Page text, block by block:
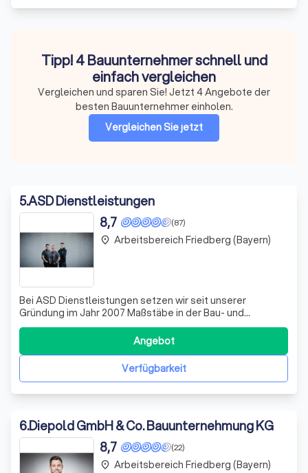
Tipp! 4 Bauunternehmer schnell und
einfach vergleichen
Vergleichen und sparen Sie! Jetzt 4 Angebote der
besten Bauunternehmer einholen.
Vergleichen Sie jetzt
5.ASD Dienstleistungen
(87)
8,7
Bei ASD Dienstleistungen setzen wir seit unserer
Gründung im Jahr 2007 Maßstäbe in der Bau- und
Sanierungsbranche. Unsere Expertise erstreckt sich über
alle Facetten des Trockenbaus, von der kreativen Wand-
und Deckengestaltung bis hin zu umfassenden
Renovierungsarbeiten. Wir sind stolz darauf, Proj
Verfügbarkeit
Angebot
place Arbeitsbereich Friedberg (Bayern)
6.Diepold GmbH & Co. Bauunternehmung KG
(22)
8,7
place Arbeitsbereich Friedberg (Bayern)